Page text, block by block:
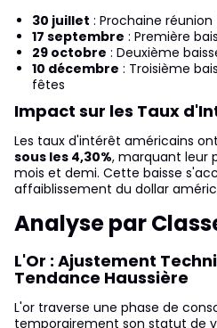
30 juillet : Prochaine
17 septembre : Première
29 octobre : Deuxième
10 décembre : Troisième
fêtes
Impact sur les Taux
Les taux d'intérêt américains
sous les 4,30%, marquant leur
mois et demi. Cette baisse
affaiblissement du dollar
Analyse par
L'Or : Ajustement
Tendance Haussière
L'or traverse une phase de
temporairement son statut de